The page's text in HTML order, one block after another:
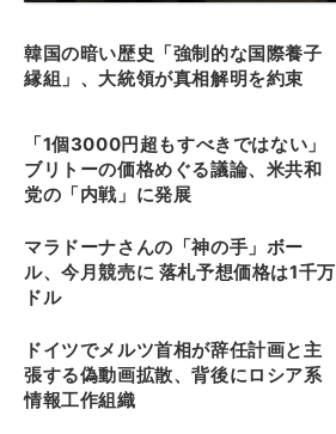
韓国の暗い歴史「強制的な国際養子
縁組」、大統領が真相解明を約束
「1個3000円超もすべきではない」
ブリトーの価格めぐる議論、米共和
党の「内戦」に発展
マラドーナさんの「神の手」ボー
ル、今月競売に 落札予想価格は1千万
ドル
ドイツでメルツ首相が辞任計画と主
張する偽動画拡散、背後にロシア系
情報工作組織